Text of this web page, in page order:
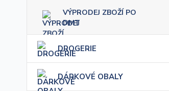
VÝPRODEJ ZBOŽÍ PO
DMT
DROGERIE
DÁRKOVÉ OBALY